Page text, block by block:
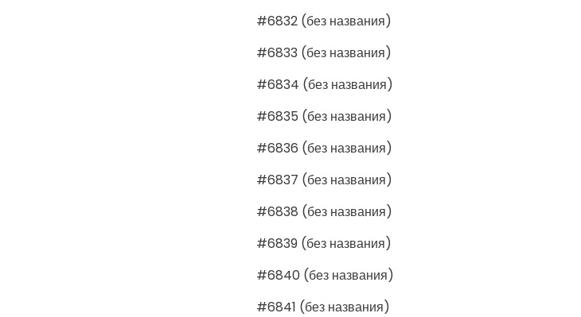
#6832 (без названия)
#6833 (без названия)
#6834 (без названия)
#6835 (без названия)
#6836 (без названия)
#6837 (без названия)
#6838 (без названия)
#6839 (без названия)
#6840 (без названия)
#6841 (без названия)